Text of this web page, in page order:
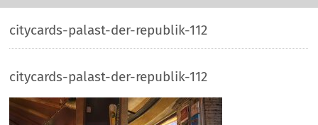
citycards-palast-der-republik-112
citycards-palast-der-republik-112